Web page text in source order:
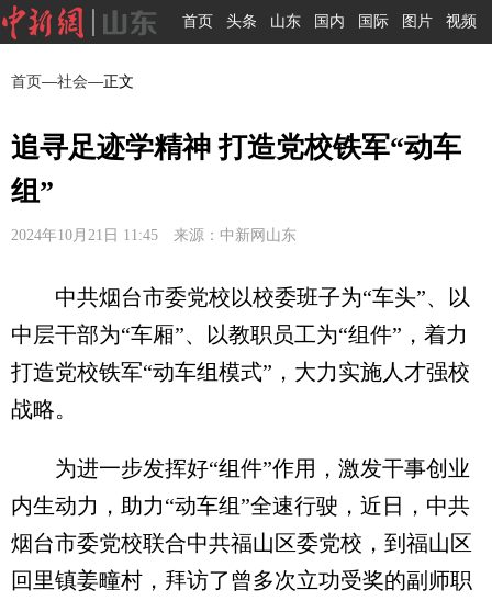
首页 头条 山东 国内 国际 图片 视频
首页—社会—正文
追寻足迹学精神 打造党校铁军“动车
组”
2024年10月21日 11:45 来源：中新网山东
中共烟台市委党校以校委班子为“车头”、以
中层干部为“车厢”、以教职员工为“组件”，着力
打造党校铁军“动车组模式”，大力实施人才强校
战略。
为进一步发挥好“组件”作用，激发干事创业
内生动力，助力“动车组”全速行驶，近日，中共
烟台市委党校联合中共福山区委党校，到福山区
回里镇姜疃村，拜访了曾多次立功受奖的副师职